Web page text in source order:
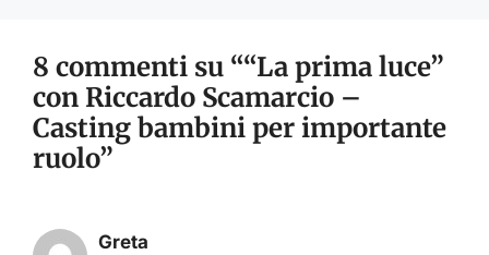
8 commenti su ““La prima luce”
con Riccardo Scamarcio –
Casting bambini per importante
ruolo”
Greta